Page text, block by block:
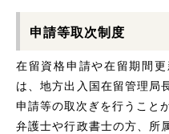
申請等取次制度
在留資格申請や在留期間
は、地方出入国在留管理局
申請等の取次ぎを行うこと
弁護士や行政書士の方、所